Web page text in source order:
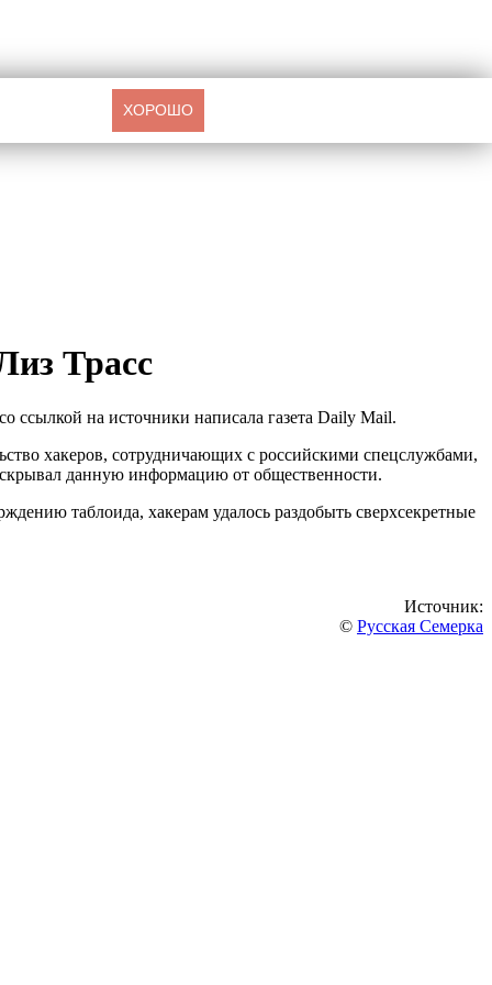
Трасс
ссылкой на источники написала газета Daily Mail.
хакеров, сотрудничающих с российскими спецслужбами,
данную информацию от общественности.
таблоида, хакерам удалось раздобыть сверхсекретные
Источник:
© Русская Семерка
ХОРОШО